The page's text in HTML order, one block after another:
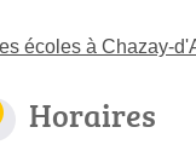
écoles à Chazay-
Horaires